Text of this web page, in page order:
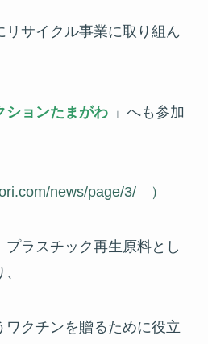
リサイクル事業に取り組ん
ションたまがわ」へも参加
news/page/3/ ）
プラスチック再生原料とし
ワクチンを贈るために役立